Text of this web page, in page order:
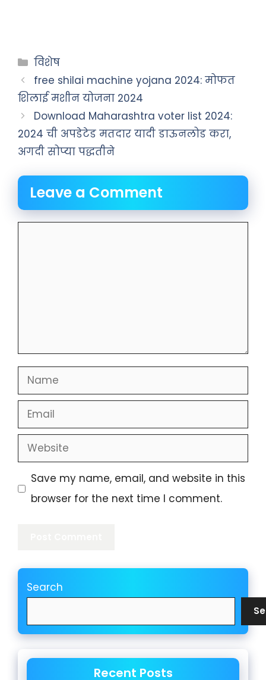
Categories
विशेष
free shilai machine yojana 2024: मोफत
शिलाई मशीन योजना 2024
Download Maharashtra voter list 2024:
2024 ची अपडेटेड मतदार यादी डाऊनलोड करा,
अगदी सोप्या पद्धतीने
Leave a Comment
Name
Email
Website
Save my name, email, and website in this
browser for the next time I comment.
Search
Recent Posts